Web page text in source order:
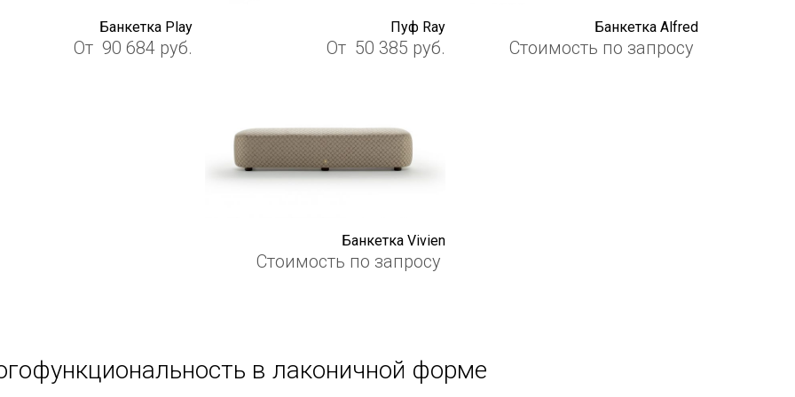
Банкетка Play
От 90 684 руб.
Пуф Ray
От 50 385 руб.
Банкетка Alfred
Стоимость по запросу
Банкетка Vivien
Стоимость по запросу
в лаконичной форме